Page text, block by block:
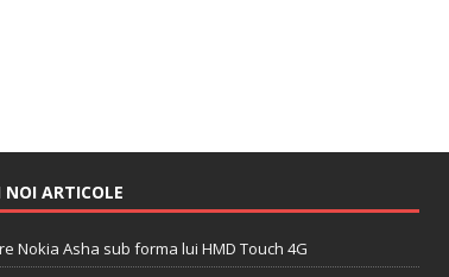
NOI ARTICOLE
Nokia Asha sub forma lui HMD Touch 4G